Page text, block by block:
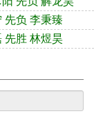
先负 李秉臻
先胜 林煜昊